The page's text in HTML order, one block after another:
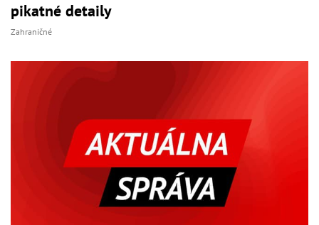
pikatné detaily
Zahraničné